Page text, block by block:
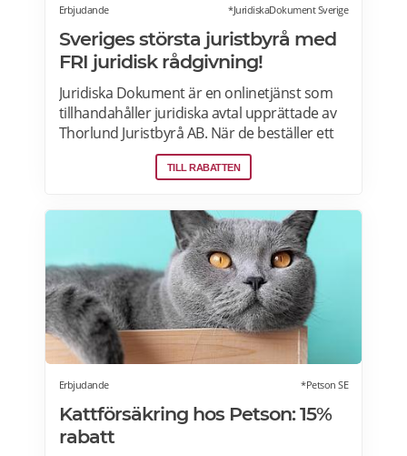
Erbjudande *JuridiskaDokument Sverige
Sveriges största juristbyrå med
FRI juridisk rådgivning!
Juridiska Dokument är en onlinetjänst som
tillhandahåller juridiska avtal upprättade av
Thorlund Juristbyrå AB. När de beställer ett
dokument som gåvobrev, testamente,
framtidsfullmakt, arvskifte, köpeavtal och
skickas en nedladdningslänk till det köpta
dokumentet direkt till deras e-postadress. Vi
arbetar ständigt med att utveckla våra
dokument för att öka användarvänligheten
och gratis juridisk rådgivning är inkluderad i
priset för alla våra dokument.
TILL RABATTEN
Erbjudande *Petson SE
Katt­försäkring hos Petson: 15%
rabatt